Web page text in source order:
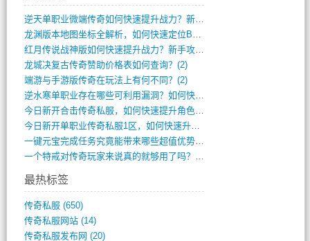
逆天单职业微端传奇如何快速提升战力？新手(4)
龙渊版本地图坐标全解析，如何快速定位BO(3)
红月传说战神版如何快速提升战力？新手攻略(3)
龙城决复古传奇赞助价格表如何查询？(2)
端游与手游版传奇在玩法上有何不同？(2)
逆水寒单职业存在哪些可利用漏洞？如何快速(1)
今日新开合击传奇私服，如何快速提升角色战(0)
今日新开单职业传奇私服1区，如何快速升级(0)
一键元宝完成任务究竟能带来哪些超值优势？(0)
一个特戒对传奇玩家来说真的就够用了吗？(0)
最热标签
传奇私服 (650)
传奇私服网站(14)
传奇私服发布网 (20)